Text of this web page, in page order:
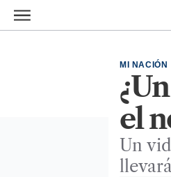
Ir al contenido principal
el
MI NACIÓN
Un